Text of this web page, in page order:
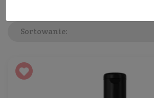
Sortowanie: